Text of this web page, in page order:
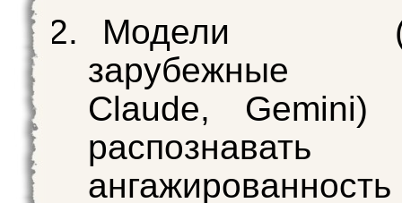
Модели
зарубежные
Claude, Gemini)
распознавать
ангажированность